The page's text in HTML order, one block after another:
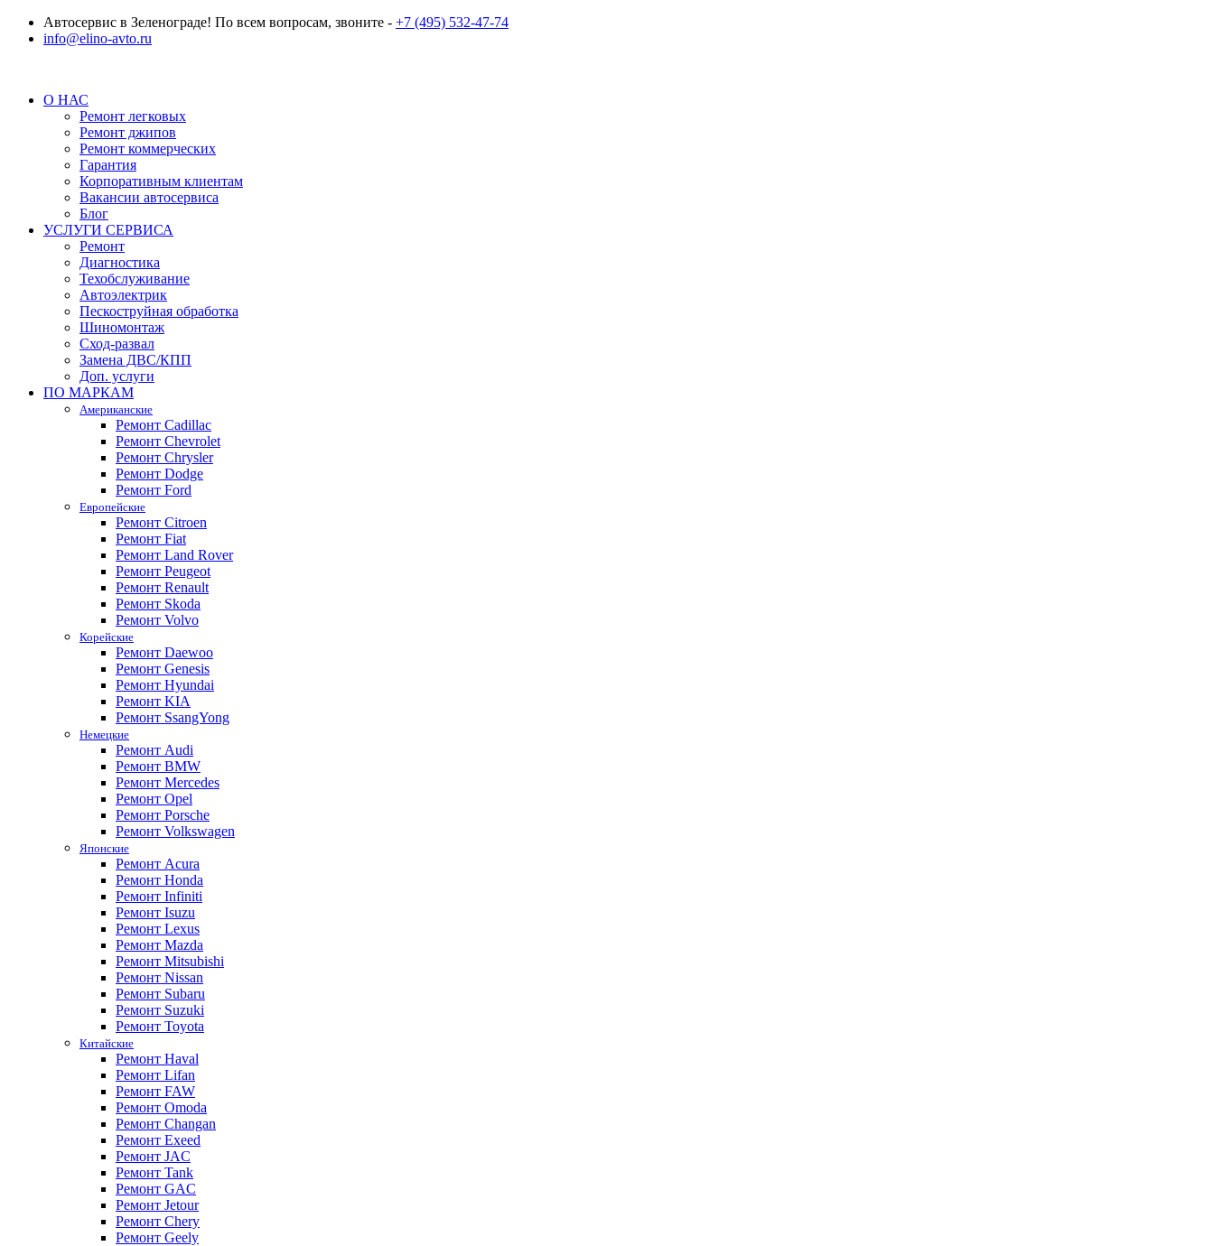
Автосервис в Зеленограде! По всем вопросам, звоните - +7 (495) 532-47-74
info@elino-avto.ru
О НАС
Ремонт легковых
Ремонт джипов
Ремонт коммерческих
Гарантия
Корпоративным клиентам
Вакансии автосервиса
Блог
УСЛУГИ СЕРВИСА
Ремонт
Диагностика
Техобслуживание
Автоэлектрик
Пескоструйная обработка
Шиномонтаж
Сход-развал
Замена ДВС/КПП
Доп. услуги
ПО МАРКАМ
Американские
Ремонт Cadillac
Ремонт Chevrolet
Ремонт Chrysler
Ремонт Dodge
Ремонт Ford
Европейские
Ремонт Citroen
Ремонт Fiat
Ремонт Land Rover
Ремонт Peugeot
Ремонт Renault
Ремонт Skoda
Ремонт Volvo
Корейские
Ремонт Daewoo
Ремонт Genesis
Ремонт Hyundai
Ремонт KIA
Ремонт SsangYong
Немецкие
Ремонт Audi
Ремонт BMW
Ремонт Mercedes
Ремонт Opel
Ремонт Porsche
Ремонт Volkswagen
Японские
Ремонт Acura
Ремонт Honda
Ремонт Infiniti
Ремонт Isuzu
Ремонт Lexus
Ремонт Mazda
Ремонт Mitsubishi
Ремонт Nissan
Ремонт Subaru
Ремонт Suzuki
Ремонт Toyota
Китайские
Ремонт Haval
Ремонт Lifan
Ремонт FAW
Ремонт Omoda
Ремонт Changan
Ремонт Exeed
Ремонт JAC
Ремонт Tank
Ремонт GAC
Ремонт Jetour
Ремонт Chery
Ремонт Geely